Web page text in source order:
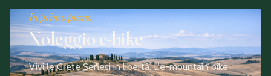
In primo piano
Noleggio e-bike
Vivi le Crete Senesi in libertà. L'e-mountain bike